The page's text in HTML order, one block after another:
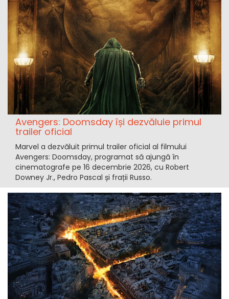
Avengers: Doomsday își dezvăluie primul
trailer oficial
Marvel a dezvăluit primul trailer oficial al filmului
Avengers: Doomsday, programat să ajungă în
cinematografe pe 16 decembrie 2026, cu Robert
Downey Jr., Pedro Pascal și frații Russo.